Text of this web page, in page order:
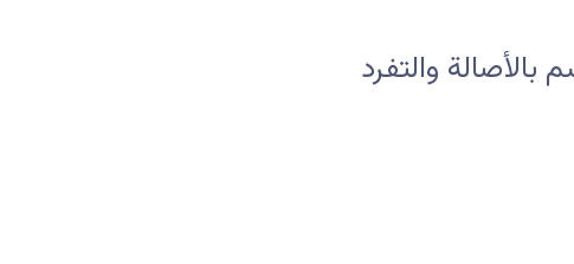
والتفرد